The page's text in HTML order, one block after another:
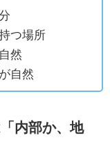
つ場所
然
自然
内部か、地